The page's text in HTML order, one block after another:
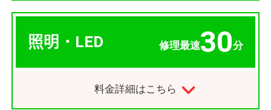
照明・LED 修理最速30分
料金詳細はこちら